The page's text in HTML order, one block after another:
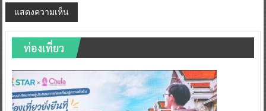
ท่องเที่ยว